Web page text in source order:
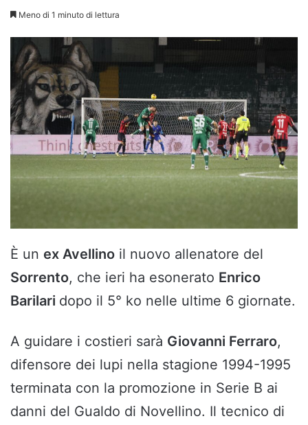
Meno di 1 minuto di lettura
È un ex Avellino il nuovo allenatore del
Sorrento, che ieri ha esonerato Enrico
Barilari dopo il 5° ko nelle ultime 6 giornate.
A guidare i costieri sarà Giovanni Ferraro,
difensore dei lupi nella stagione 1994-1995
terminata con la promozione in Serie B ai
danni del Gualdo di Novellino. Il tecnico di